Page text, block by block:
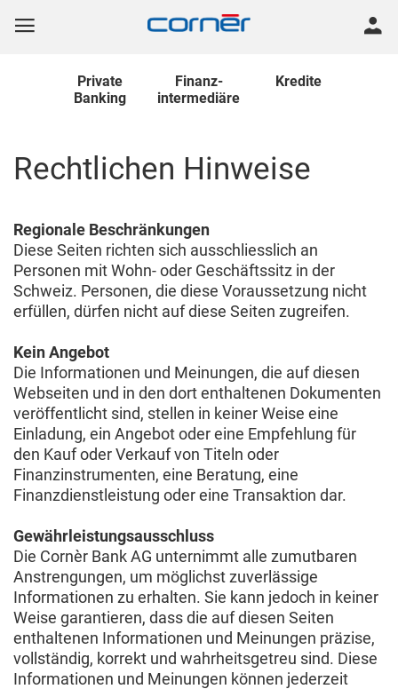
Private
Banking
Finanz-
intermediäre
Kredite
Rechtlichen Hinweise
Regionale Beschränkungen
Diese Seiten richten sich ausschliesslich an
Personen mit Wohn- oder Geschäftssitz in der
Schweiz. Personen, die diese Voraussetzung nicht
erfüllen, dürfen nicht auf diese Seiten zugreifen.
Kein Angebot
Die Informationen und Meinungen, die auf diesen
Webseiten und in den dort enthaltenen Dokumenten
veröffentlicht sind, stellen in keiner Weise eine
Einladung, ein Angebot oder eine Empfehlung für
den Kauf oder Verkauf von Titeln oder
Finanzinstrumenten, eine Beratung, eine
Finanzdienstleistung oder eine Transaktion dar.
Gewährleistungsausschluss
Die Cornèr Bank AG unternimmt alle zumutbaren
Anstrengungen, um möglichst zuverlässige
Informationen zu erhalten. Sie kann jedoch in keiner
Weise garantieren, dass die auf diesen Seiten
enthaltenen Informationen und Meinungen präzise,
vollständig, korrekt und wahrheitsgetreu sind. Diese
Informationen und Meinungen können jederzeit